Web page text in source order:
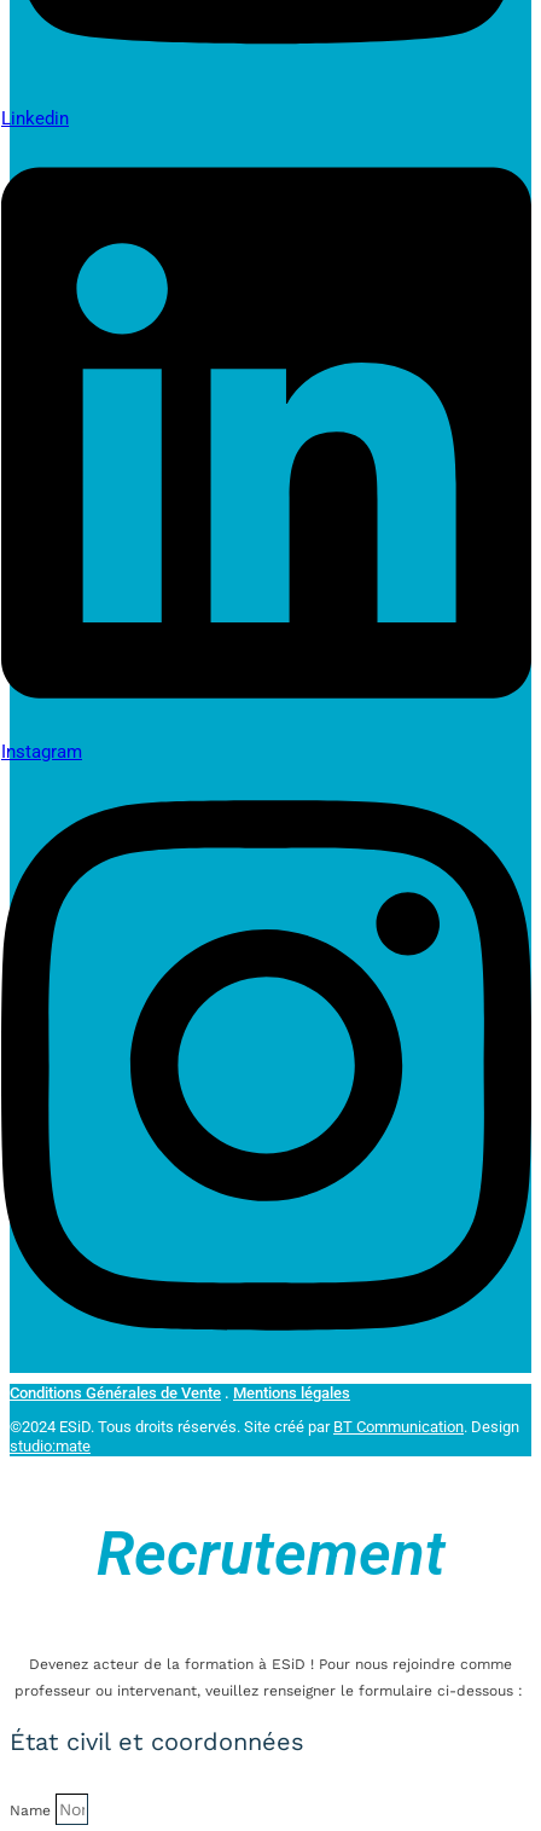
Linkedin
Instagram
Conditions Générales de Vente . Mentions légales
©2024 ESiD. Tous droits réservés. Site créé par BT Communication. Design
studio:mate
Recrutement
Devenez acteur de la formation à ESiD ! Pour nous rejoindre comme
professeur ou intervenant, veuillez renseigner le formulaire ci-dessous :
État civil et coordonnées
Name